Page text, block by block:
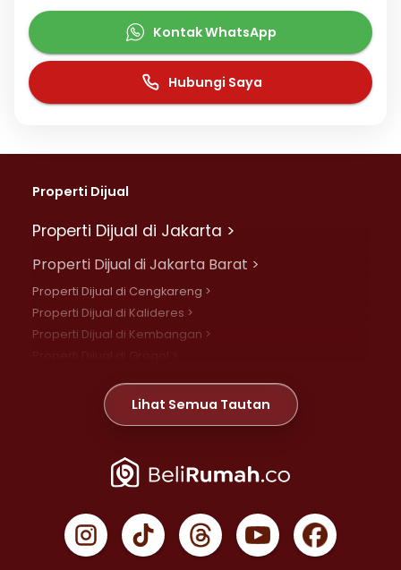
Kontak WhatsApp
Hubungi Saya
Properti Dijual
Properti Dijual di Jakarta >
Properti Dijual di Jakarta Barat >
Properti Dijual di Cengkareng >
Properti Dijual di Kalideres >
Properti Dijual di Kembangan >
Properti Dijual di Meruya >
Properti Dijual di Jelambar >
Properti Dijual di Jakarta Pusat >
Properti Dijual di Gambir >
Properti Dijual di Johar Baru >
Lihat Semua Tautan